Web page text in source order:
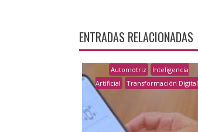
ENTRADAS RELACIONADAS
Automotriz
Inteligencia
Artificial
Transformación Digital